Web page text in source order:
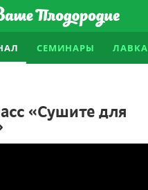
СЕМИНАРЫ ЛАВКА
«Сушите для